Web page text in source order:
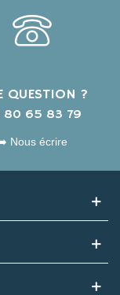
QUESTION ?
80 65 83 79
Nous écrire